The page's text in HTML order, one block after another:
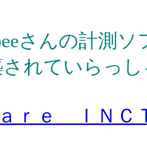
さんの計測
れていらっ
ｒｅ ＩＮＣ